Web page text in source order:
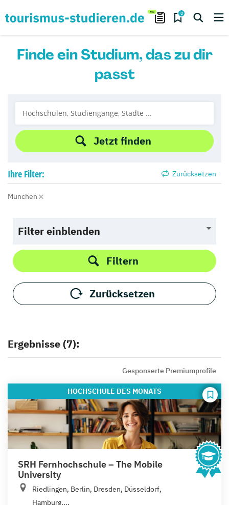
0
Finde ein Studium, das zu dir
passt
Jetzt finden
Ihre Filter: Zurücksetzen
München
Filter einblenden
Filtern
Zurücksetzen
Ergebnisse (7):
Gesponserte Premiumprofile
HOCHSCHULE DES MONATS
SRH Fernhochschule – The Mobile
University
Riedlingen, Berlin, Dresden, Düsseldorf,
Hamburg,...